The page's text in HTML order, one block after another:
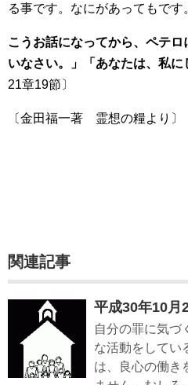
る事です。なにがあってもです
こうお話になってから、ペテ
いなさい。」「あなたは、私に
21章19節〕
〔金田福一著 霊想の糧より〕
関連記事
平成30年10月
自分の罪に気づ
な活動をしてい
は、良心の働き